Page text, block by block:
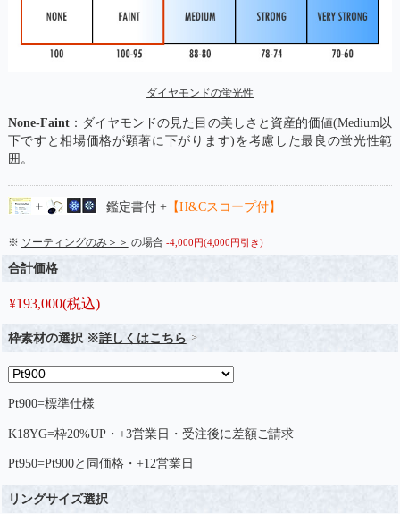
ダイヤモンドの蛍光性
None-Faint：ダイヤモンドの見た目の美しさと資産的価値(Medium以
下ですと相場価格が顕著に下がります)を考慮した最良の蛍光性範
囲。
鑑定書付 +【H&Cスコープ付】
※ ソーティングのみ＞＞ の場合 -4,000円(4,000円引き)
合計価格
¥193,000(税込)
枠素材の選択 ※詳しくはこちら
Pt900=標準仕様
K18YG=枠20%UP・+3営業日・受注後に差額ご請求
Pt950=Pt900と同価格・+12営業日
リングサイズ選択